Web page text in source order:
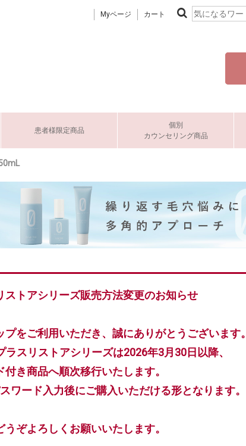
Myページ カート
患者様限定商品
個別
カウンセリング商品
ストアシリーズ販売方法変更のお知らせ
をご利用いただき、誠にありがとうございます。
ラスリストアシリーズは2026年3月30日以降、
付き商品へ順次移行いたします。
ワード入力後にご購入いただける形となります。
うぞよろしくお願いいたします。